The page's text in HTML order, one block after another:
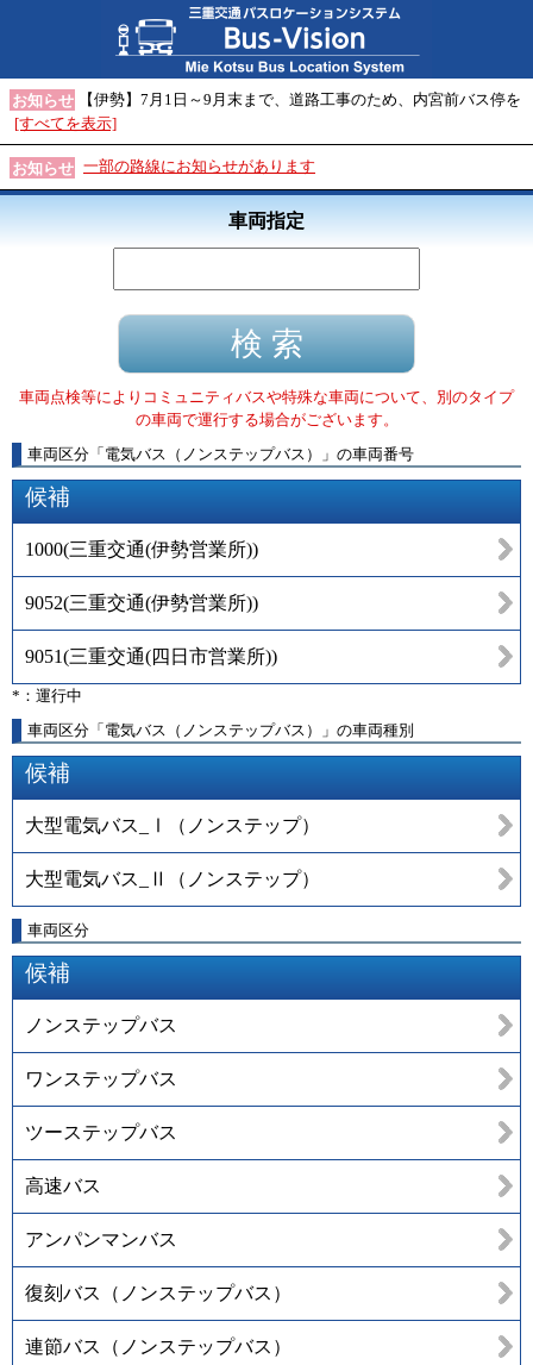
お知らせ
【伊勢】7月1日～9月末まで、道路工事のため、内宮前バス停を
[すべてを表示]
お知らせ 一部の路線にお知らせがあります
車両指定
車両点検等によりコミュニティバスや特殊な車両について、別のタイプ
の車両で運行する場合がございます。
車両区分 「 電気バス（ノンステップバス） 」 の車両番号
候補
1000(三重交通(伊勢営業所))
9052(三重交通(伊勢営業所))
9051(三重交通(四日市営業所))
*：運行中
車両区分「電気バス（ノンステップバス）」の車両種別
候補
大型電気バス_Ⅰ（ノンステップ）
大型電気バス_Ⅱ（ノンステップ）
車両区分
候補
ノンステップバス
ワンステップバス
ツーステップバス
高速バス
アンパンマンバス
復刻バス（ノンステップバス）
連節バス（ノンステップバス）